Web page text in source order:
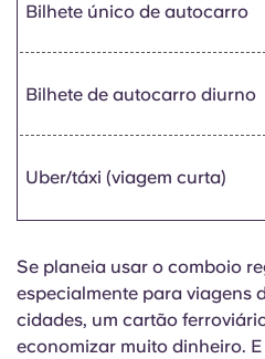
Bilhete único de autocarro
Bilhete de autocarro diurno
Uber/táxi (viagem curta)
Se planeia usar o comboio
especialmente para viagens
cidades, um cartão
economizar muito dinheiro.